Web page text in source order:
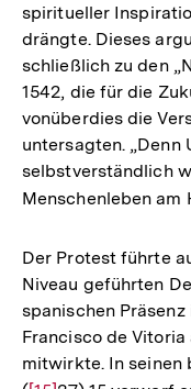
spiritueller
drängte. Dieses
schließlich zu den
1542, die für die
vonüberdies die
untersagten. „Denn
selbstverständlich
Menschenleben am
Der Protest führte
Niveau geführten
spanischen
Francisco de
mitwirkte. In seinen